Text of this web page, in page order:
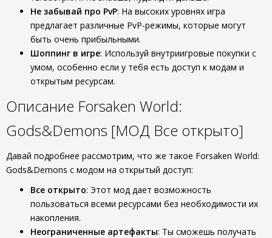
Не забывай про PvP: На высоких уровнях игра
предлагает различные PvP-режимы, которые могут
быть очень прибыльными.
Шоппинг в игре: Используй внутриигровые покупки с
умом, особенно если у тебя есть доступ к модам и
открытым ресурсам.
Описание Forsaken World:
Gods&Demons [МОД Все открыто]
Давай подробнее рассмотрим, что же такое Forsaken World:
Gods&Demons с модом на открытый доступ:
Все открыто: Этот мод дает возможность
пользоваться всеми ресурсами без необходимости их
накопления.
Неограниченные артефакты: Ты сможешь получать